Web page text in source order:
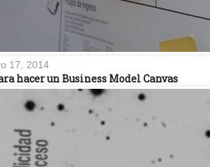
17, 2014
hacer un Business Model Canvas